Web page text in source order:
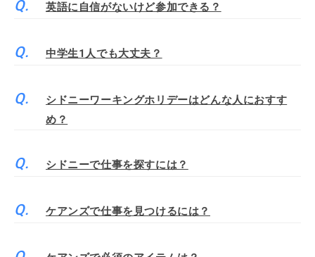
英語に自信がないけど参加できる？
中学生1人でも大丈夫？
シドニーワーキングホリデーはどんな人におすす
め？
シドニーで仕事を探すには？
ケアンズで仕事を見つけるには？